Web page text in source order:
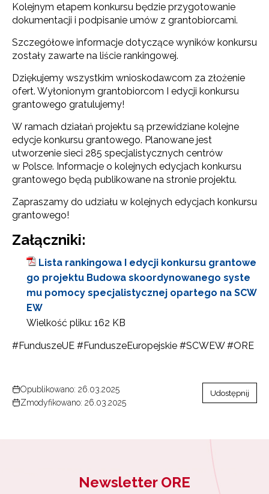
Kolejnym etapem konkursu będzie przygotowanie
dokumentacji i podpisanie umów z grantobiorcami.
Szczegółowe informacje dotyczące wyników konkursu
zostały zawarte na liście rankingowej.
Dziękujemy wszystkim wnioskodawcom za złożenie
ofert. Wyłonionym grantobiorcom I edycji konkursu
grantowego gratulujemy!
W ramach działań projektu są przewidziane kolejne
edycje konkursu grantowego. Planowane jest
utworzenie sieci 285 specjalistycznych centrów
w Polsce. Informacje o kolejnych edycjach konkursu
grantowego będą publikowane na stronie projektu.
Zapraszamy do udziału w kolejnych edycjach konkursu
grantowego!
Załączniki:
Lista rankingowa I edycji konkursu grantowe
go projektu Budowa skoordynowanego syste
mu pomocy specjalistycznej opartego na SCW
EW
Wielkość pliku: 162 KB
#FunduszeUE #FunduszeEuropejskie #SCWEW #ORE
Opublikowano: 26.03.2025
Zmodyfikowano: 26.03.2025
Udostępnij
Newsletter ORE